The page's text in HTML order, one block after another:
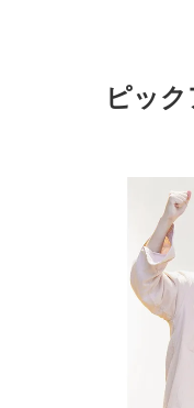
ピッ